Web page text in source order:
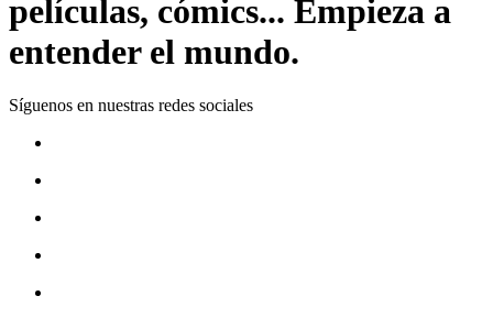
películas, cómics... Empieza a
entender el mundo.
Síguenos en nuestras redes sociales